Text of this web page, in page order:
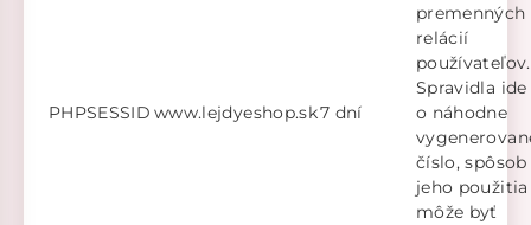
PHPSESSID www.lejdyeshop.sk7 dní
premenných
relácií
používateľov.
Spravidla ide
o náhodne
číslo, spôsob
jeho použitia
môže byť